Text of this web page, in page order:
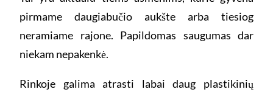
pirmame daugiabučio aukšte arba tiesiog
neramiame rajone. Papildomas saugumas dar
niekam nepakenkė.
Rinkoje galima atrasti labai daug plastikinių